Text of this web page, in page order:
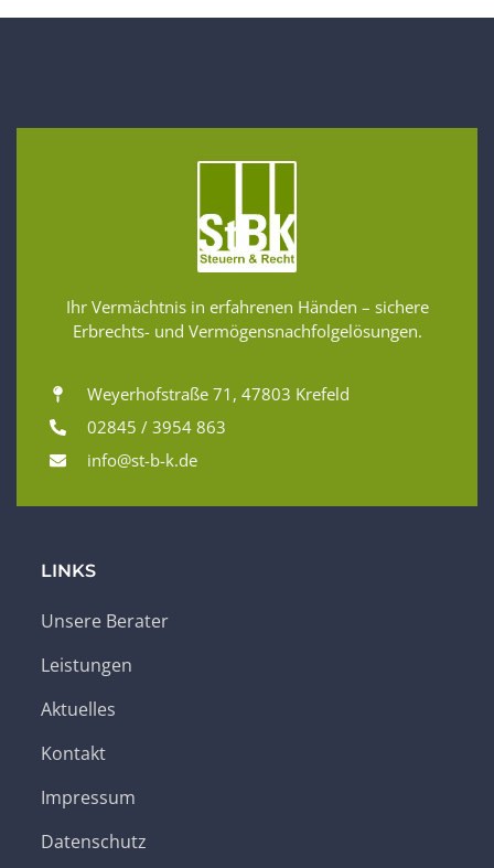
Ihr Vermächtnis in erfahrenen Händen – sichere
Erbrechts- und Vermögensnachfolgelösungen.
Weyerhofstraße 71, 47803 Krefeld
02845 / 3954 863
info@st-b-k.de
LINKS
Unsere Berater
Leistungen
Aktuelles
Kontakt
Impressum
Datenschutz